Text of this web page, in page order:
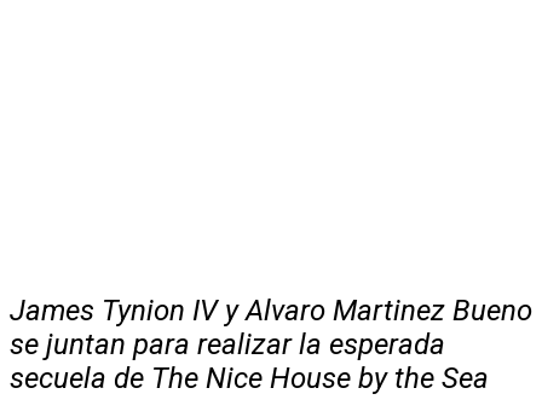
James Tynion IV y Alvaro Martinez Bueno
se juntan para realizar la esperada
secuela de The Nice House by the Sea